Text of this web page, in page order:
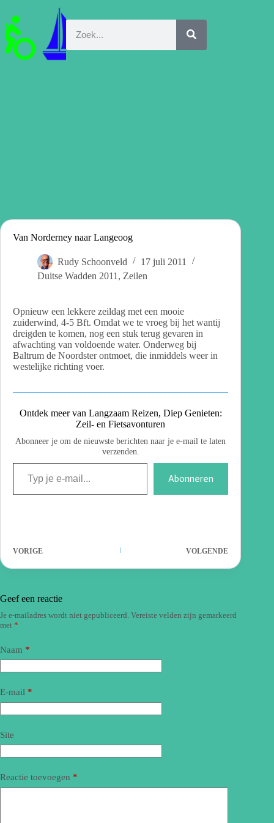
Van Norderney naar Langeoog
Rudy Schoonveld
17 juli 2011
Duitse Wadden 2011 , Zeilen
Opnieuw een lekkere zeildag met een mooie
zuiderwind, 4-5 Bft. Omdat we te vroeg bij het wantij
dreigden te komen, nog een stuk terug gevaren in
afwachting van voldoende water. Onderweg bij
Baltrum de Noordster ontmoet, die inmiddels weer in
westelijke richting voer.
Ontdek meer van Langzaam Reizen, Diep Genieten:
Zeil- en Fietsavonturen
Abonneer je om de nieuwste berichten naar je e-mail te laten
verzenden.
Abonneren
VORIGE VOLGENDE
Geef een reactie
Je e-mailadres wordt niet gepubliceerd. Vereiste velden zijn gemarkeerd
met *
Naam *
E-mail *
Site
Reactie toevoegen *